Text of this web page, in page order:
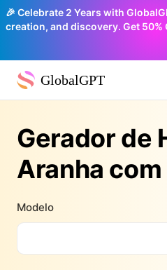
🎉 Celebrate 2 Years with
creation, and discovery. Get 50%
GlobalGPT
Gerador de
Aranha com
Modelo